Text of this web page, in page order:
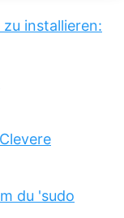
installieren:
du 'sudo